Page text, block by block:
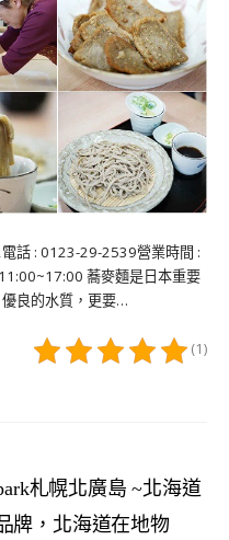
話 : 0123-29-2539營業時間 :
蕎麥麵是日本重要
良的水質，更要…
(1)
札幌北廣島 ~北海道
牌，北海道在地物